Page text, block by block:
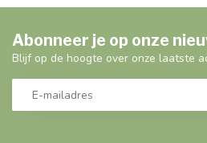
Abonneer je op onze
Blijf op de hoogte over onze laatste